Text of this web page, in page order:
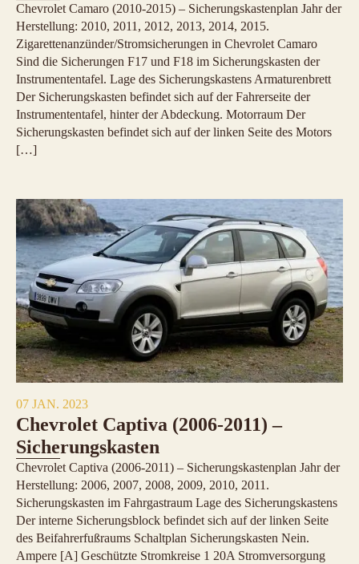
Chevrolet Camaro (2010-2015) – Sicherungskastenplan Jahr der
Herstellung: 2010, 2011, 2012, 2013, 2014, 2015.
Zigarettenanzünder/Stromsicherungen in Chevrolet Camaro
Sind die Sicherungen F17 und F18 im Sicherungskasten der
Instrumententafel. Lage des Sicherungskastens Armaturenbrett
Der Sicherungskasten befindet sich auf der Fahrerseite der
Instrumententafel, hinter der Abdeckung. Motorraum Der
Sicherungskasten befindet sich auf der linken Seite des Motors
[…]
07 JAN. 2023
Chevrolet Captiva (2006-2011) –
Sicherungskasten
Chevrolet Captiva (2006-2011) – Sicherungskastenplan Jahr der
Herstellung: 2006, 2007, 2008, 2009, 2010, 2011.
Sicherungskasten im Fahrgastraum Lage des Sicherungskastens
Der interne Sicherungsblock befindet sich auf der linken Seite
des Beifahrerfußraums Schaltplan Sicherungskasten Nein.
Ampere [A] Geschützte Stromkreise 1 20A Stromversorgung